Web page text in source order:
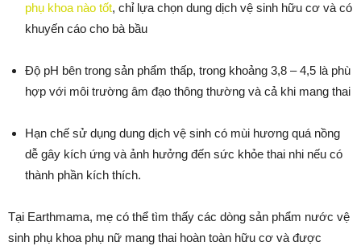
phụ khoa nào tốt, chỉ lựa chọn dung dịch vệ sinh hữu cơ và có
khuyến cáo cho bà bầu
Độ pH bên trong sản phẩm thấp, trong khoảng 3,8 – 4,5 là phù
hợp với môi trường âm đạo thông thường và cả khi mang thai
Hạn chế sử dụng dung dịch vệ sinh có mùi hương quá nồng
dễ gây kích ứng và ảnh hưởng đến sức khỏe thai nhi nếu có
thành phần kích thích.
Tại Earthmama, mẹ có thể tìm thấy các dòng sản phẩm nước vệ
sinh phụ khoa phụ nữ mang thai hoàn toàn hữu cơ và được